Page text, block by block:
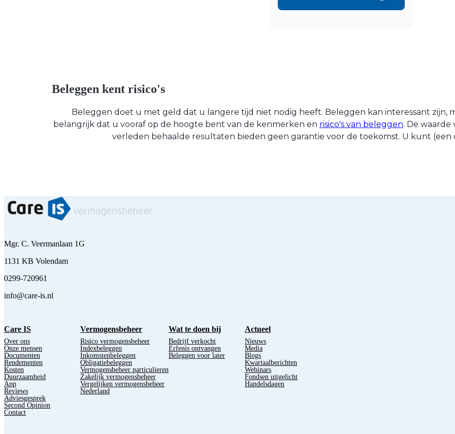
Beleggen kent risico's
Beleggen doet u met geld dat u langere tijd niet nodig heeft. Beleggen kan interessant zijn,
belangrijk dat u vooraf op de hoogte bent van de kenmerken en risico's van beleggen. De
verleden behaalde resultaten bieden geen garantie voor de toekomst. U kunt (een
Mgr. C. Veermanlaan 1G
1131 KB Volendam
0299-720961
info@care-is.nl
Care IS
Over ons
Onze mensen
Documenten
Rendementen
Kosten
Duurzaamheid
App
Reviews
Adviesgesprek
Second Opinion
Contact
Vermogensbeheer
Risico vermogensbeheer
Indexbeleggen
Inkomstenbeleggen
Obligatiebeleggen
Vermogensbeheer particulieren
Zakelijk vermogensbeheer
Vergelijken vermogensbeheer
Nederland
Wat te doen bij
Bedrijf verkocht
Erfenis ontvangen
Beleggen voor later
Actueel
Nieuws
Media
Blogs
Kwartaalberichten
Webinars
Fondsen uitgelicht
Handelsdagen